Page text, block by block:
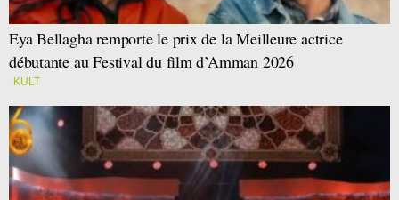
Eya Bellagha remporte le prix de la Meilleure actrice
débutante au Festival du film d’Amman 2026
KULT